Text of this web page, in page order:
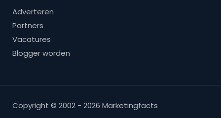
Adverteren
Partners
Vacatures
Blogger worden
Copyright © 2002 - 2026 Marketingfacts